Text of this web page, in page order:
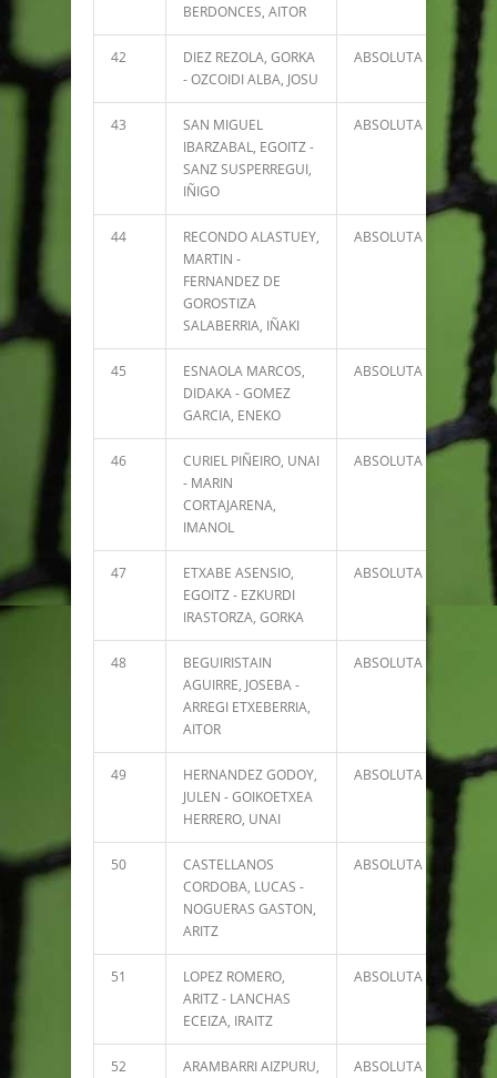
BERDONCES, AITOR
42
DIEZ REZOLA, GORKA
- OZCOIDI ALBA, JOSU
ABSOLUTA
43
SAN MIGUEL
IBARZABAL, EGOITZ -
SANZ SUSPERREGUI,
IÑIGO
ABSOLUTA 2827
44
RECONDO ALASTUEY,
MARTIN -
FERNANDEZ DE
GOROSTIZA
SALABERRIA, IÑAKI
ABSOLUTA 2736
45
ESNAOLA MARCOS,
DIDAKA - GOMEZ
GARCIA, ENEKO
ABSOLUTA 2729
46
CURIEL PIÑEIRO, UNAI
- MARIN
CORTAJARENA,
IMANOL
ABSOLUTA
47
ETXABE ASENSIO,
EGOITZ - EZKURDI
IRASTORZA, GORKA
ABSOLUTA
48
BEGUIRISTAIN
AGUIRRE, JOSEBA -
ARREGI ETXEBERRIA,
AITOR
ABSOLUTA
49
HERNANDEZ GODOY,
JULEN - GOIKOETXEA
HERRERO, UNAI
ABSOLUTA 2569
50
CASTELLANOS
CORDOBA, LUCAS -
NOGUERAS GASTON,
ARITZ
ABSOLUTA
51
LOPEZ ROMERO,
ARITZ - LANCHAS
ECEIZA, IRAITZ
ABSOLUTA
52
ARAMBARRI AIZPURU,
ABSOLUTA 2177